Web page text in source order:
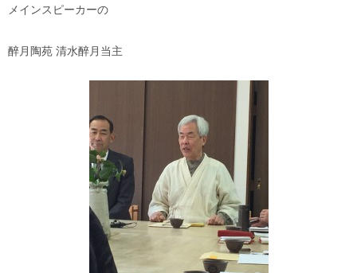
メインスピーカーの
醉月陶苑 清水醉月当主